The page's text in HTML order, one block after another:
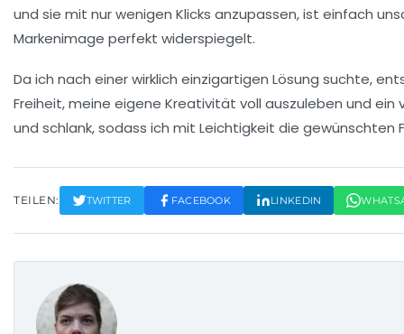
und sie mit nur wenigen Klicks anzupassen, ist einfach
Markenimage perfekt widerspiegelt.
Da ich nach einer wirklich einzigartigen Lösung suchte,
Freiheit, meine eigene Kreativität voll auszuleben und ein
und schlank, sodass ich mit Leichtigkeit die gewünschten
TEILEN: TWITTER FACEBOOK LINKEDIN